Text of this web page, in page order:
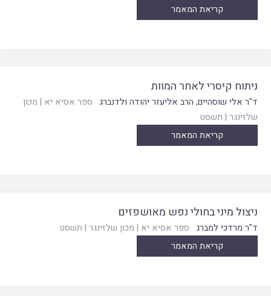
קריאת המאמר
ניתוח קיסרי לאחר המוות
ד"ר אלי שוסהיים, הרב אליעזר יהודה ולדנברג ספר אסיא יא | מכון
שלזינגר | תשסט
קריאת המאמר
ניצול מיני בחולי נפש מאושפזים
ד"ר מרדכי למברג ספר אסיא יא | מכון שלזינגר | תשסט
קריאת המאמר